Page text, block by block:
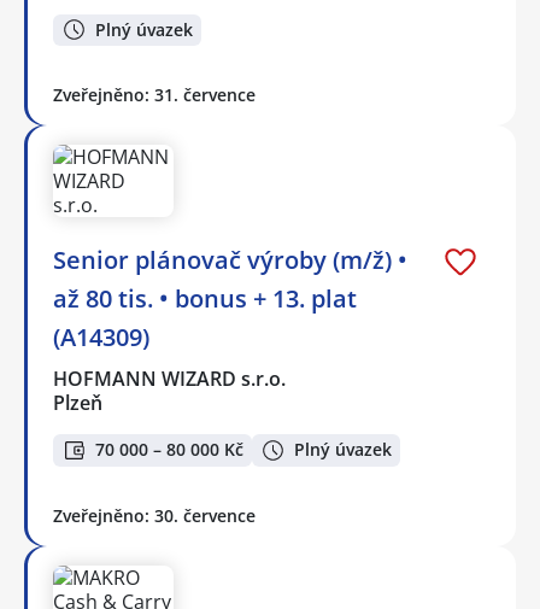
Plný úvazek
Zveřejněno: 31. července
Senior plánovač výroby (m/ž) •
až 80 tis. • bonus + 13. plat
(A14309)
HOFMANN WIZARD s.r.o.
Plzeň
70 000 – 80 000 Kč Plný úvazek
Zveřejněno: 30. července